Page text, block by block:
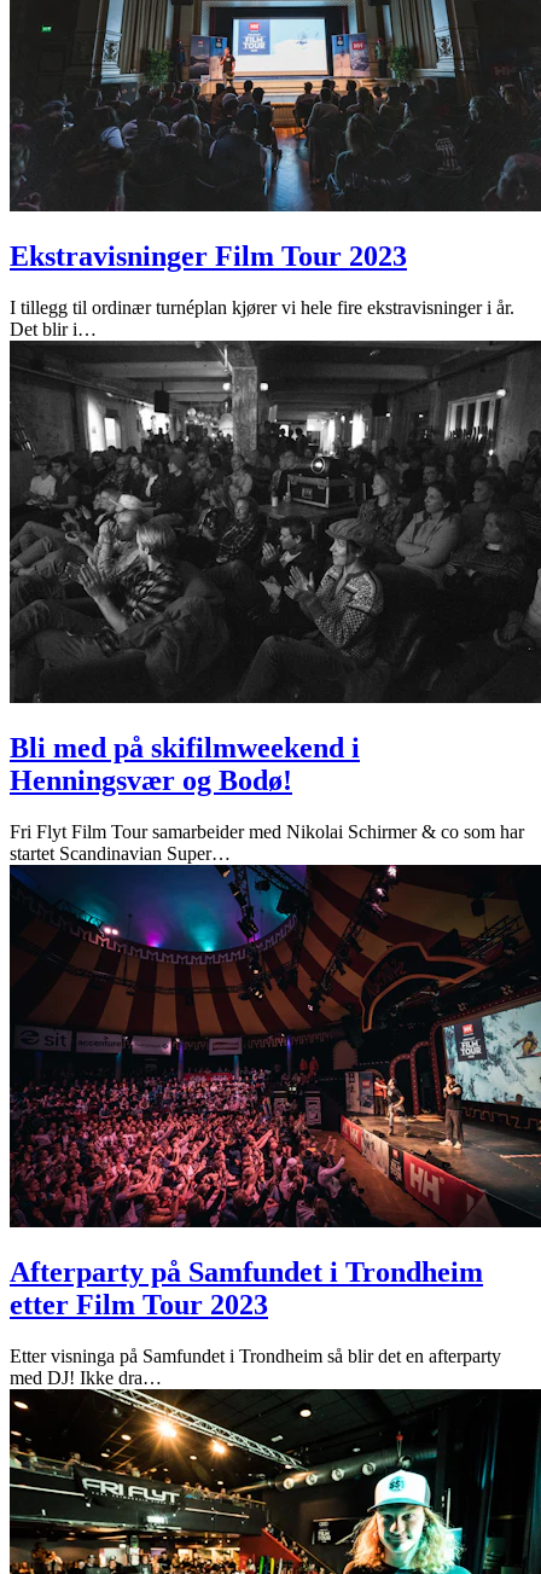
Ekstravisninger Film Tour 2023
I tillegg til ordinær turnéplan kjører vi hele fire ekstravisninger i år.
Det blir i…
Bli med på skifilmweekend i
Henningsvær og Bodø!
Fri Flyt Film Tour samarbeider med Nikolai Schirmer & co som har
startet Scandinavian Super…
Afterparty på Samfundet i Trondheim
etter Film Tour 2023
Etter visninga på Samfundet i Trondheim så blir det en afterparty
med DJ! Ikke dra…